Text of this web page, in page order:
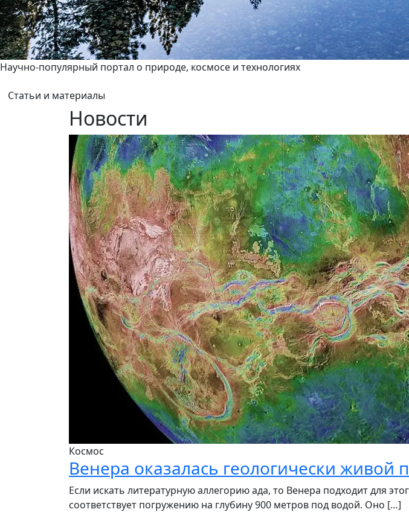
Научно-популярный портал о природе, космосе и технологиях
Статьи и материалы
Новости
Космос
Венера оказалась геологически живой
Если искать литературную аллегорию ада, то Венера подходит для
соответствует погружению на глубину 900 метров под водой. Оно […]